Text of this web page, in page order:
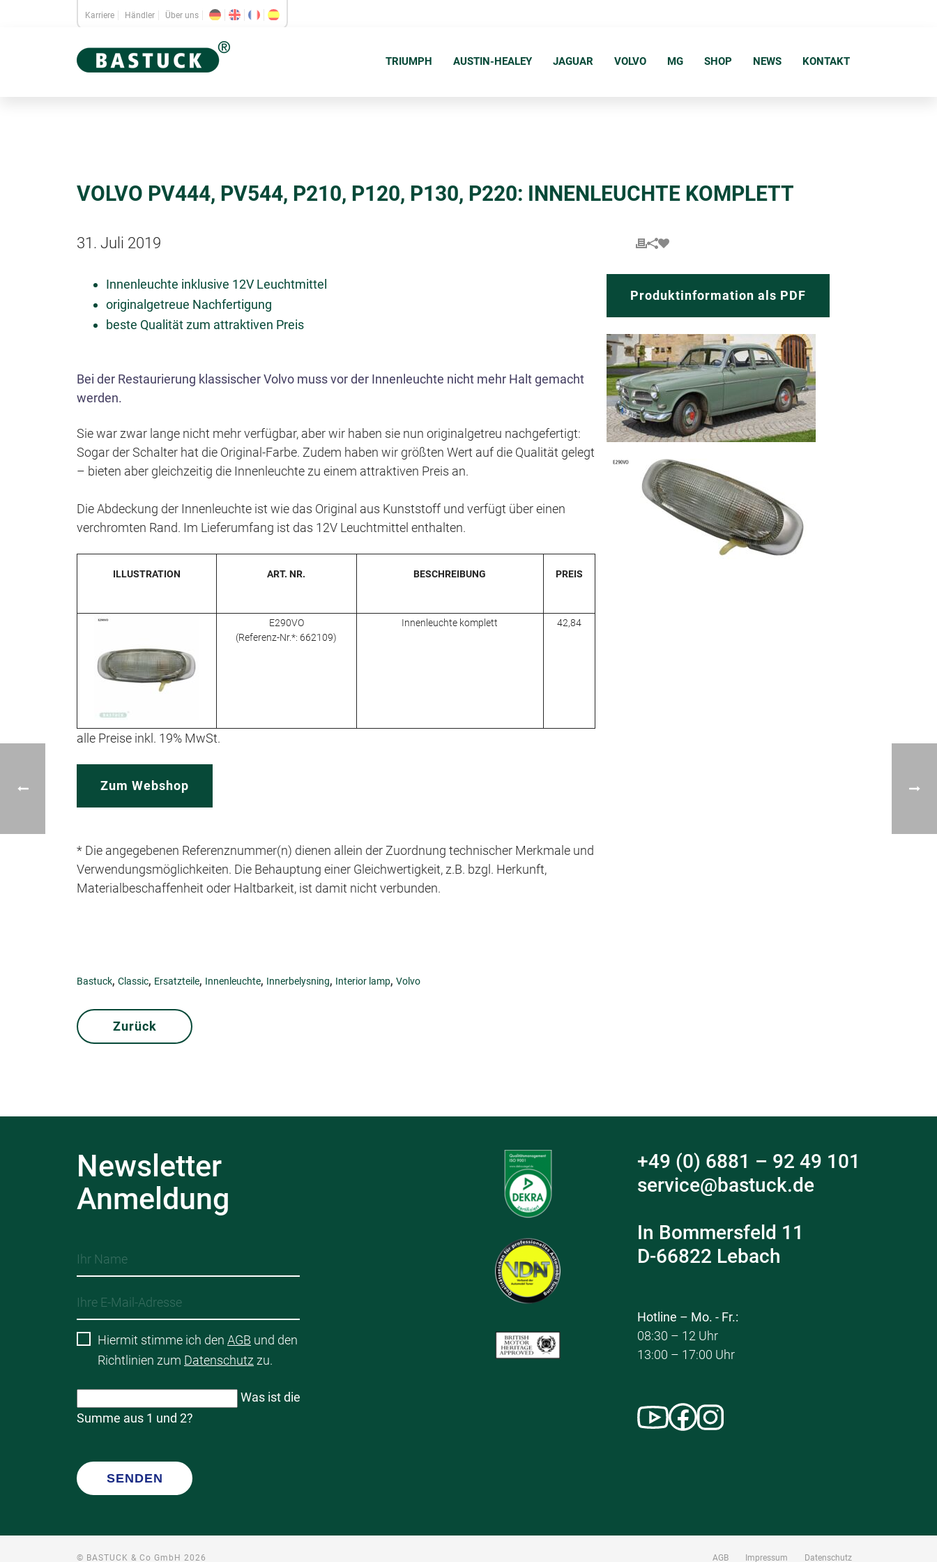
Karriere Händler Über uns
o
i
e
n
TRIUMPH AUSTIN-HEALEY JAGUAR VOLVO MG SHOP NEWS KONTAKT
VOLVO PV444, PV544, P210, P120, P130, P220: INNENLEUCHTE KOMPLETT
31. Juli 2019
Innenleuchte inklusive 12V Leuchtmittel
originalgetreue Nachfertigung
beste Qualität zum attraktiven Preis
Bei der Restaurierung klassischer Volvo muss vor der Innenleuchte nicht mehr Halt gemacht
werden.
Sie war zwar lange nicht mehr verfügbar, aber wir haben sie nun originalgetreu nachgefertigt:
Sogar der Schalter hat die Original-Farbe. Zudem haben wir größten Wert auf die Qualität gelegt
– bieten aber gleichzeitig die Innenleuchte zu einem attraktiven Preis an.
Die Abdeckung der Innenleuchte ist wie das Original aus Kunststoff und verfügt über einen
verchromten Rand. Im Lieferumfang ist das 12V Leuchtmittel enthalten.
ILLUSTRATION ART. NR.
E290VO
(Referenz-Nr.*: 662109)
BESCHREIBUNG
Innenleuchte komplett
PREIS
42,84
alle Preise inkl. 19% MwSt.
Zum Webshop
* Die angegebenen Referenznummer(n) dienen allein der Zuordnung technischer Merkmale und
Verwendungsmöglichkeiten. Die Behauptung einer Gleichwertigkeit, z.B. bzgl. Herkunft,
Materialbeschaffenheit oder Haltbarkeit, ist damit nicht verbunden.
Produktinformation als PDF
Bastuck, Classic, Ersatzteile, Innenleuchte, Innerbelysning, Interior lamp, Volvo
Zurück
Newsletter
Anmeldung
Hiermit stimme ich den AGB und den
Richtlinien zum Datenschutz zu.
Was ist die
Summe aus 1 und 2?
SENDEN
+49 (0) 6881 – 92 49 101
service@bastuck.de
In Bommersfeld 11
D-66822 Lebach
Hotline – Mo. - Fr.:
08:30 – 12 Uhr
13:00 – 17:00 Uhr
© BASTUCK & Co GmbH 2026 AGB Impressum Datenschutz